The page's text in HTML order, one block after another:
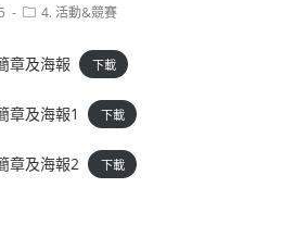
Post4. 活動&競賽
章及海報 下載
章及海報1 下載
章及海報2 下載